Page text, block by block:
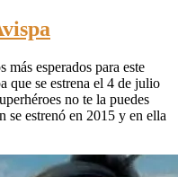
más esperados para este
que se estrena el 4 de julio
no te la puedes
estrenó en 2015 y en ella